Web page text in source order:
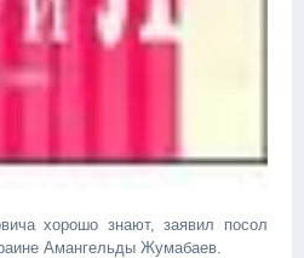
хорошо знают, заявил посол
Амангельды Жумабаев.